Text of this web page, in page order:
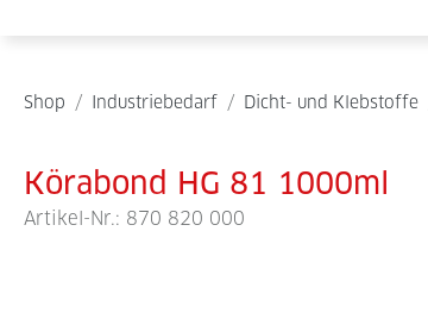
Shop / Industriebedarf / Dicht- und Klebstoffe
Körabond HG 81 1000ml
Artikel-Nr.: 870 820 000